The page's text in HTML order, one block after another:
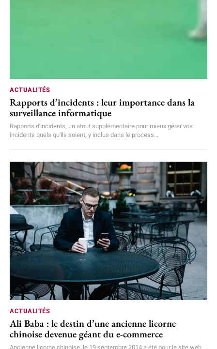
ACTUALITÉS
Rapports d’incidents : leur importance dans la
surveillance informatique
Rapports d'incidents, un atout supplémentaire pour mieux gérer vos
incidents quels qu'ils soient, y inclus dans le process...
ACTUALITÉS
Ali Baba : le destin d’une ancienne licorne
chinoise devenue géant du e-commerce
Ancienne licorne chinoise, le 19 septembre 2014 a été pour le site web